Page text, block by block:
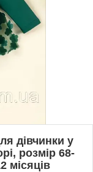
дівчинки у
розмір 68-
місяців